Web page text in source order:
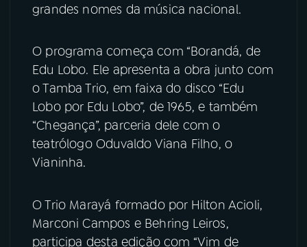
ACOMPANHE A RÁDIO MEC
Instagram X
TikTok
grandes nomes da música nacional.
O programa começa com “Borandá, de
Edu Lobo. Ele apresenta a obra junto com
o Tamba Trio, em faixa do disco “Edu
Lobo por Edu Lobo”, de 1965, e também
“Chegança”, parceria dele com o
teatrólogo Oduvaldo Viana Filho, o
Vianinha.
O Trio Marayá formado por Hilton Acioli,
Marconi Campos e Behring Leiros,
participa desta edição com “Vim de